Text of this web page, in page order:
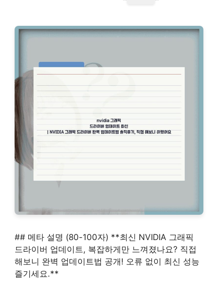
## 메타 설명 (80-100자) **최신 NVIDIA 그래픽
드라이버 업데이트, 복잡하게만 느껴졌나요? 직접
해보니 완벽 업데이트법 공개! 오류 없이 최신 성능
즐기세요.**